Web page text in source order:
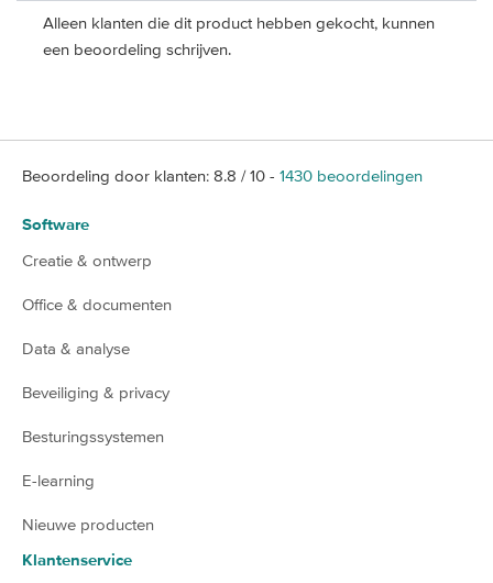
Alleen klanten die dit product hebben gekocht, kunnen
een beoordeling schrijven.
Beoordeling door klanten: 8.8 /10 - 1430 beoordelingen
Software
Creatie & ontwerp
Office & documenten
Data & analyse
Beveiliging & privacy
Besturingssystemen
E-learning
Nieuwe producten
Klantenservice